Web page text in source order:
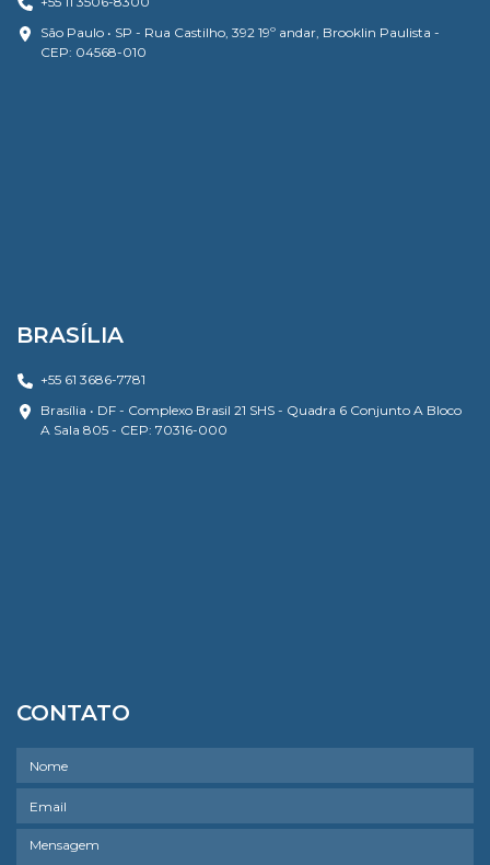
São Paulo • SP - Rua Castilho, 392 19º andar, Brooklin Paulista -
CEP: 04568-010
BRASÍLIA
+55 61 3686-7781
Brasília • DF - Complexo Brasil 21 SHS - Quadra 6 Conjunto A Bloco
A Sala 805 - CEP: 70316-000
CONTATO